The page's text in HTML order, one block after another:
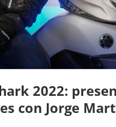
2022:
con Jorge